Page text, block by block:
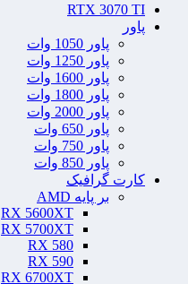
RTX 3070 TI
پاور
پاور 1050 وات
پاور 1250 وات
پاور 1600 وات
پاور 1800 وات
پاور 2000 وات
پاور 650 وات
پاور 750 وات
پاور 850 وات
کارت گرافیک
بر پایه AMD
RX 5600XT
RX 5700XT
RX 580
RX 590
RX 6700XT